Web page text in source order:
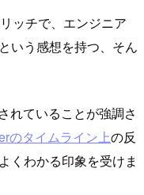
ッチで、エンジニア
いう感想を持つ、そん
れていることが強調さ
のタイムライン上の反
くわかる印象を受けま